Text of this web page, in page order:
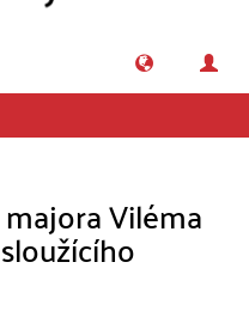
Viléma